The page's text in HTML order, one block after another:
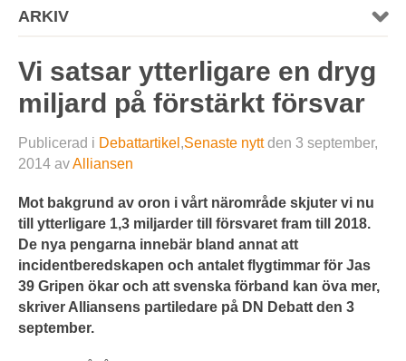
PRESS
MATERIAL
KONTAKT
ARKIV
Vi satsar ytterligare en dryg
miljard på förstärkt försvar
Publicerad i Debattartikel ,Senaste nyttden 3 september,
2014 avAlliansen
Mot bakgrund av oron i vårt närområde skjuter vi nu
till ytterligare 1,3 miljarder till försvaret fram till 2018.
De nya pengarna innebär bland annat att
incidentberedskapen och antalet flygtimmar för Jas
39 Gripen ökar och att svenska förband kan öva mer,
skriver Alliansens partiledare på DN Debatt den 3
september.